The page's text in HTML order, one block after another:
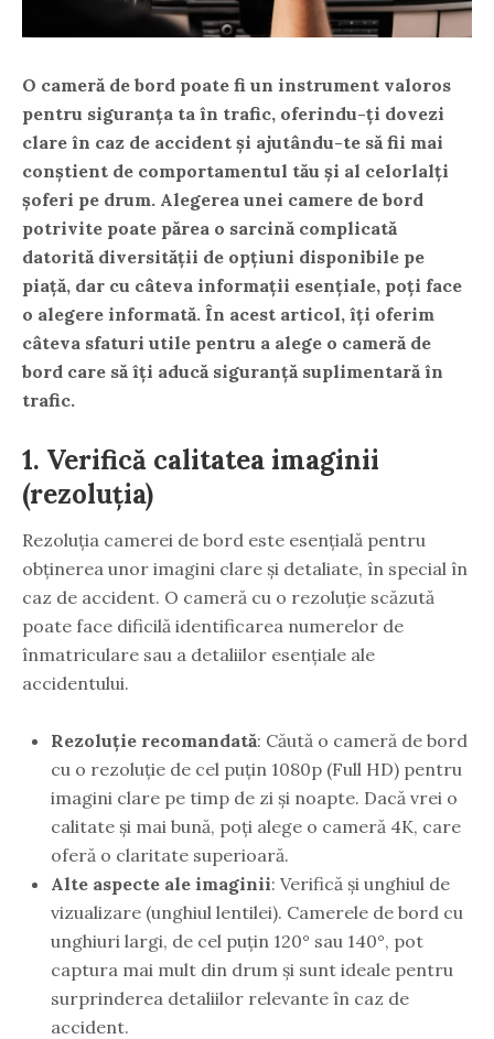
O cameră de bord poate fi un instrument valoros
pentru siguranța ta în trafic, oferindu-ți dovezi
clare în caz de accident și ajutându-te să fii mai
conștient de comportamentul tău și al celorlalți
șoferi pe drum. Alegerea unei camere de bord
potrivite poate părea o sarcină complicată
datorită diversității de opțiuni disponibile pe
piață, dar cu câteva informații esențiale, poți face
o alegere informată. În acest articol, îți oferim
câteva sfaturi utile pentru a alege o cameră de
bord care să îți aducă siguranță suplimentară în
trafic.
1. Verifică calitatea imaginii
(rezoluția)
Rezoluția camerei de bord este esențială pentru
obținerea unor imagini clare și detaliate, în special în
caz de accident. O cameră cu o rezoluție scăzută
poate face dificilă identificarea numerelor de
înmatriculare sau a detaliilor esențiale ale
accidentului.
Rezoluție recomandată: Căută o cameră de bord
cu o rezoluție de cel puțin 1080p (Full HD) pentru
imagini clare pe timp de zi și noapte. Dacă vrei o
calitate și mai bună, poți alege o cameră 4K, care
oferă o claritate superioară.
Alte aspecte ale imaginii: Verifică și unghiul de
vizualizare (unghiul lentilei). Camerele de bord cu
unghiuri largi, de cel puțin 120° sau 140°, pot
captura mai mult din drum și sunt ideale pentru
surprinderea detaliilor relevante în caz de
accident.